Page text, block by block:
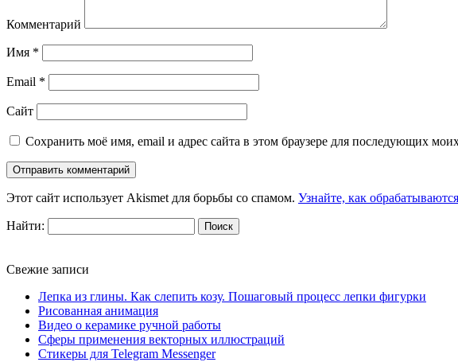
Комментарий
Имя *
Email *
Сайт
Сохранить моё имя, email и адрес сайта в этом браузере для последующих
Этот сайт использует Akismet для борьбы со спамом. Узнайте, как
Найти:
Свежие записи
Лепка из глины. Как слепить козу. Пошаговый процесс лепки фигурки
Рисованная анимация
Видео о керамике ручной работы
Сферы применения векторных иллюстраций
Стикеры для Telegram Messenger